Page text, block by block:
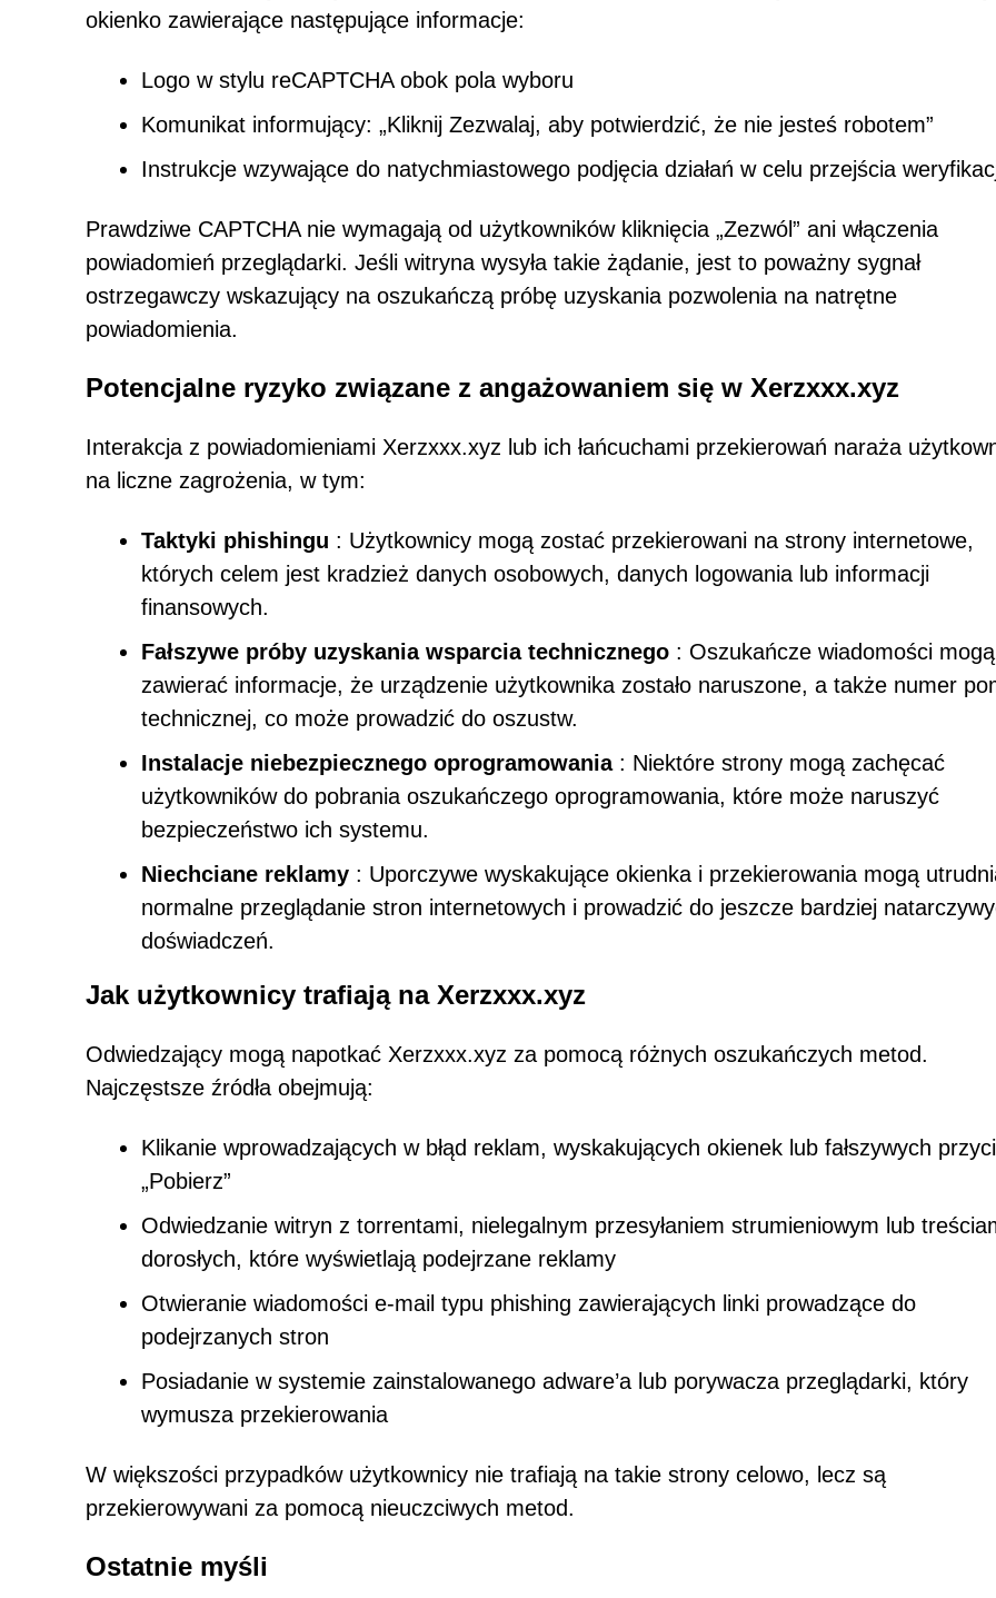
okienko zawierające następujące informacje:
Logo w stylu reCAPTCHA obok pola wyboru
Komunikat informujący: „Kliknij Zezwalaj, aby potwierdzić, że nie jesteś robotem”
Instrukcje wzywające do natychmiastowego podjęcia działań w celu przejścia
Prawdziwe CAPTCHA nie wymagają od użytkowników kliknięcia „Zezwól” ani włączenia
powiadomień przeglądarki. Jeśli witryna wysyła takie żądanie, jest to poważny sygnał
ostrzegawczy wskazujący na oszukańczą próbę uzyskania pozwolenia na natrętne
powiadomienia.
Potencjalne ryzyko związane z angażowaniem się w Xerzxxx.xyz
Interakcja z powiadomieniami Xerzxxx.xyz lub ich łańcuchami przekierowań naraża
na liczne zagrożenia, w tym:
Taktyki phishingu : Użytkownicy mogą zostać przekierowani na strony internetowe,
których celem jest kradzież danych osobowych, danych logowania lub informacji
finansowych.
Fałszywe próby uzyskania wsparcia technicznego : Oszukańcze wiadomości mogą
zawierać informacje, że urządzenie użytkownika zostało naruszone, a także numer
technicznej, co może prowadzić do oszustw.
Instalacje niebezpiecznego oprogramowania: Niektóre strony mogą zachęcać
użytkowników do pobrania oszukańczego oprogramowania, które może naruszyć
bezpieczeństwo ich systemu.
Niechciane reklamy : Uporczywe wyskakujące okienka i przekierowania mogą
normalne przeglądanie stron internetowych i prowadzić do jeszcze bardziej
doświadczeń.
Jak użytkownicy trafiają na Xerzxxx.xyz
Odwiedzający mogą napotkać Xerzxxx.xyz za pomocą różnych oszukańczych metod.
Najczęstsze źródła obejmują:
Klikanie wprowadzających w błąd reklam, wyskakujących okienek lub fałszywych
„Pobierz”
Odwiedzanie witryn z torrentami, nielegalnym przesyłaniem strumieniowym lub
dorosłych, które wyświetlają podejrzane reklamy
Otwieranie wiadomości e-mail typu phishing zawierających linki prowadzące do
podejrzanych stron
Posiadanie w systemie zainstalowanego adware’a lub porywacza przeglądarki, który
wymusza przekierowania
W większości przypadków użytkownicy nie trafiają na takie strony celowo, lecz są
przekierowywani za pomocą nieuczciwych metod.
Ostatnie myśli